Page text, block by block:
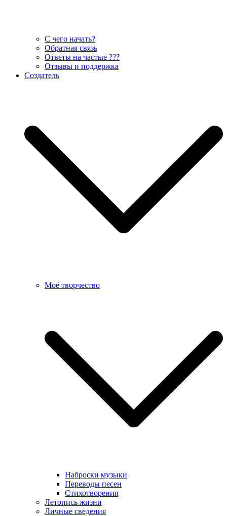
С чего начать?
Обратная связь
Ответы на частые ???
Отзывы и поддержка
Создатель
Моё творчество
Наброски музыки
Переводы песен
Стихотворения
Летопись жизни
Личные сведения